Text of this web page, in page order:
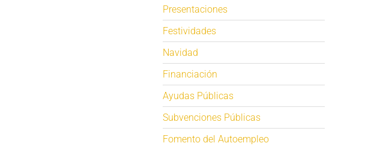
Presentaciones
Festividades
Navidad
Financiación
Ayudas Públicas
Subvenciones Públicas
Fomento del Autoempleo